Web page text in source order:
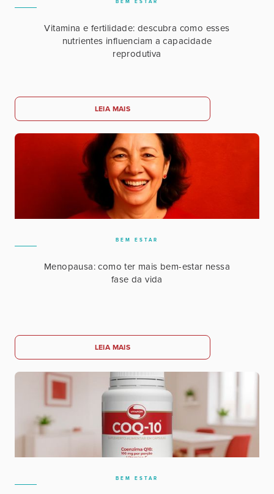
Vitamina e fertilidade: descubra como esses
nutrientes influenciam a capacidade
reprodutiva
LEIA MAIS
BEM ESTAR
Menopausa: como ter mais bem-estar nessa
fase da vida
LEIA MAIS
BEM ESTAR